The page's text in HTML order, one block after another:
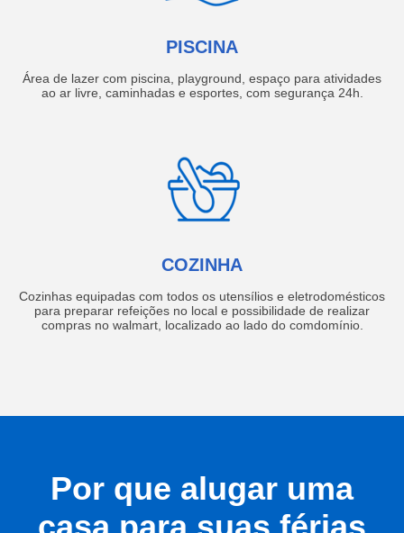
PISCINA
Área de lazer com piscina, playground, espaço para atividades
ao ar livre, caminhadas e esportes, com segurança 24h.
COZINHA
Cozinhas equipadas com todos os utensílios e eletrodomésticos
para preparar refeições no local e possibilidade de realizar
compras no walmart, localizado ao lado do comdomínio.
Por que alugar uma